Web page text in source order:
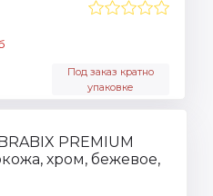
Под заказ кратно
упаковке